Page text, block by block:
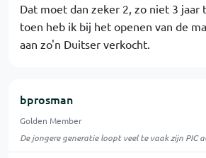
Dat moet dan zeker 2, zo niet 3 jaar
toen heb ik bij het openen van de
aan zo'n Duitser verkocht.
bprosman
Golden Member
De jongere generatie loopt veel te vaak zijn PIC